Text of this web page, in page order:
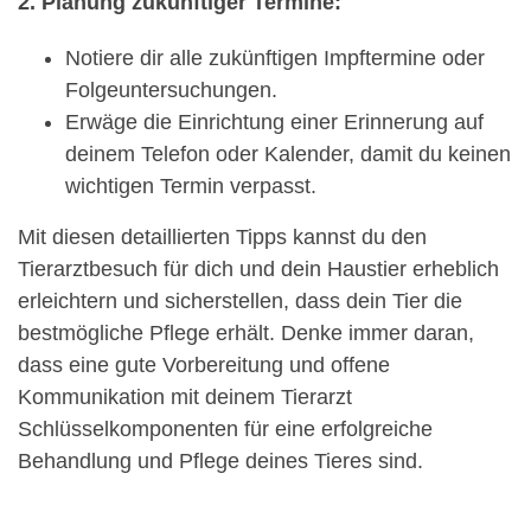
Notiere dir alle zukünftigen Impftermine oder
Folgeuntersuchungen.
Erwäge die Einrichtung einer Erinnerung auf
deinem Telefon oder Kalender, damit du keinen
wichtigen Termin verpasst.
Mit diesen detaillierten Tipps kannst du den
Tierarztbesuch für dich und dein Haustier erheblich
erleichtern und sicherstellen, dass dein Tier die
bestmögliche Pflege erhält. Denke immer daran,
dass eine gute Vorbereitung und offene
Kommunikation mit deinem Tierarzt
Schlüsselkomponenten für eine erfolgreiche
Behandlung und Pflege deines Tieres sind.